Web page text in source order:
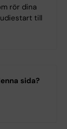
rör dina
till
sida?